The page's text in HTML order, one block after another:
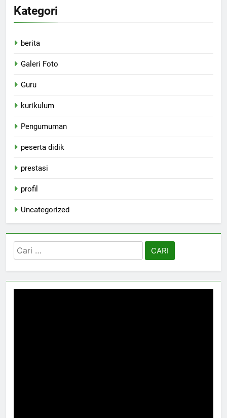
Kategori
berita
Galeri Foto
Guru
kurikulum
Pengumuman
peserta didik
prestasi
profil
Uncategorized
Cari
untuk: